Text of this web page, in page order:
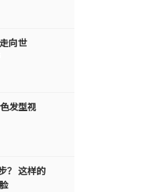
向世
发型视
？ 这样的